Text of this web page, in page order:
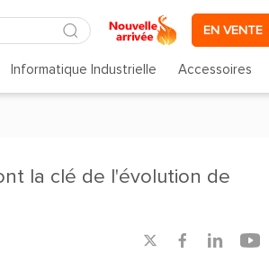
EN VENTE
Informatique Industrielle Accessoires
la clé de l'évolution de
   